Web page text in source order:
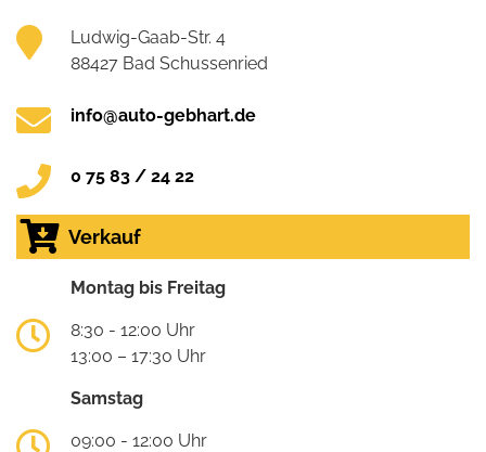
Ludwig-Gaab-Str. 4
88427 Bad Schussenried
info@auto-gebhart.de
0 75 83 / 24 22
Verkauf
Montag bis Freitag
8:30 - 12:00 Uhr
13:00 – 17:30 Uhr
Samstag
09:00 - 12:00 Uhr